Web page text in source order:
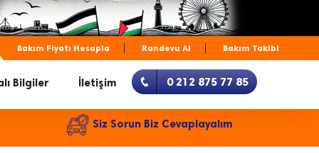
Bakım Fiyatı Hesapla Randevu Al Bakım Takibi
Bilgiler İletişim 0 212 875 77 85
Siz Sorun Biz Cevaplayalım